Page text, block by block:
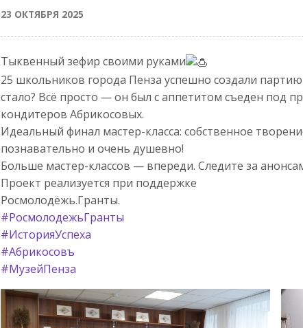
23 ОКТЯБРЯ 2025
Тыквенный зефир своими руками
25 школьников города Пенза успешно создали
стало? Всё просто — он был с аппетитом съеден под
кондитеров Абрикосовых.
Идеальный финал мастер-класса: собственное
познавательно и очень душевно!
Больше мастер-классов — впереди. Следите за
Проект реализуется при поддержке
Росмолодёжь.Гранты.
#РосмолодежьГранты
#ИсторияУспеха
#Абрикосовъ
#МузейПенза